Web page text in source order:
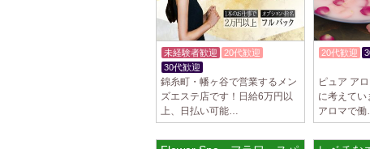
未経験者歓迎
20代歓迎
30代歓迎
錦糸町・幡ヶ谷で営業するメン
ズエステ店です！日給6万円以
上、日払い可能…
20代歓迎
ピュア ア
に考えてい
アロマで働…